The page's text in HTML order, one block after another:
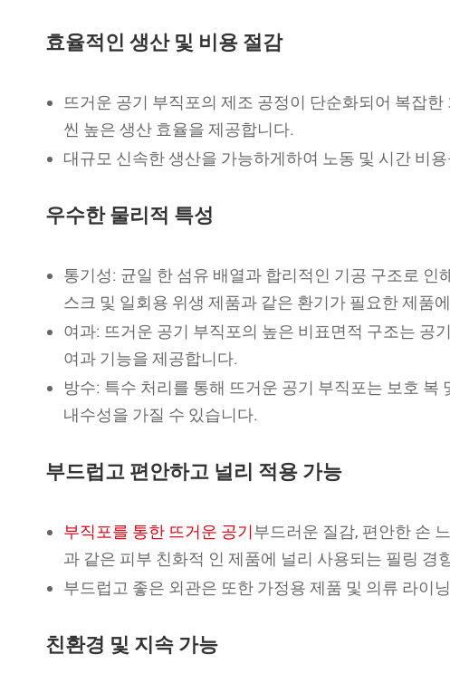
효율적인 생산 및 비용 절감
뜨거운 공기 부직포의 제조 공정이 단순화되어 복잡
씬 높은 생산 효율을 제공합니다.
대규모 신속한 생산을 가능하게하여 노동 및 시간 비
우수한 물리적 특성
통기성: 균일 한 섬유 배열과 합리적인 기공 구조로
스크 및 일회용 위생 제품과 같은 환기가 필요한 제품
여과: 뜨거운 공기 부직포의 높은 비표면적 구조는 공
여과 기능을 제공합니다.
방수: 특수 처리를 통해 뜨거운 공기 부직포는 보호
내수성을 가질 수 있습니다.
부드럽고 편안하고 널리 적용 가능
부직포를 통한 뜨거운 공기부드러운 질감, 편안한 손
과 같은 피부 친화적 인 제품에 널리 사용되는 필링 경
부드럽고 좋은 외관은 또한 가정용 제품 및 의류 라이
친환경 및 지속 가능